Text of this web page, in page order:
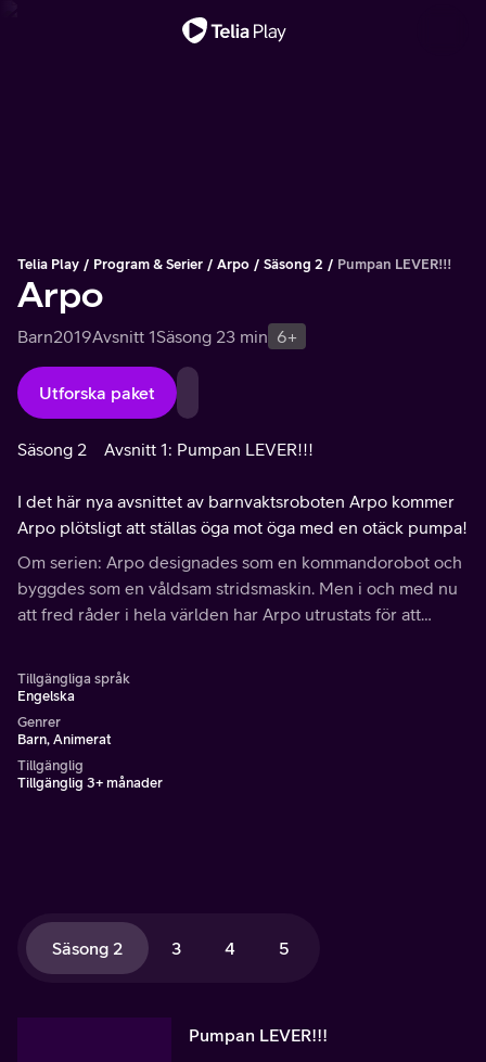
Telia Play Program & Serier Arpo Säsong 2 Pumpan LEVER!!!
Arpo
Barn2019Avsnitt 1Säsong 23 min 6+
Utforska paket
Säsong 2 Avsnitt 1: Pumpan LEVER!!!
I det här nya avsnittet av barnvaktsroboten Arpo kommer
Arpo plötsligt att ställas öga mot öga med en otäck pumpa!
Om serien: Arpo designades som en kommandorobot och
byggdes som en våldsam stridsmaskin. Men i och med nu
att fred råder i hela världen har Arpo utrustats för att
Tillgängliga språk
Engelska
Genrer
Barn, Animerat
Tillgänglig
Tillgänglig 3+ månader
Säsong 2 3 4 5
Pumpan LEVER!!!